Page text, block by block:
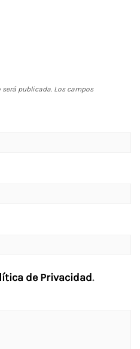
publicada. Los campos
de Privacidad.